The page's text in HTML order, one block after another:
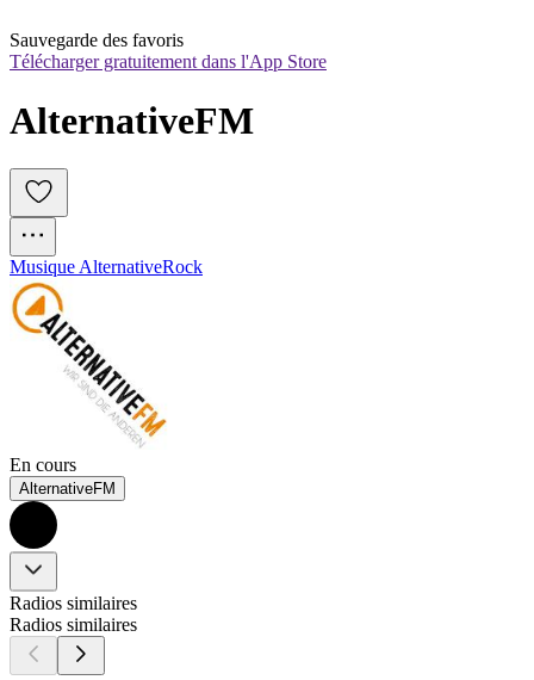
Sauvegarde des favoris
Télécharger gratuitement dans l'App Store
Musique AlternativeRock
En cours
AlternativeFM
Radios similaires
Radios similaires